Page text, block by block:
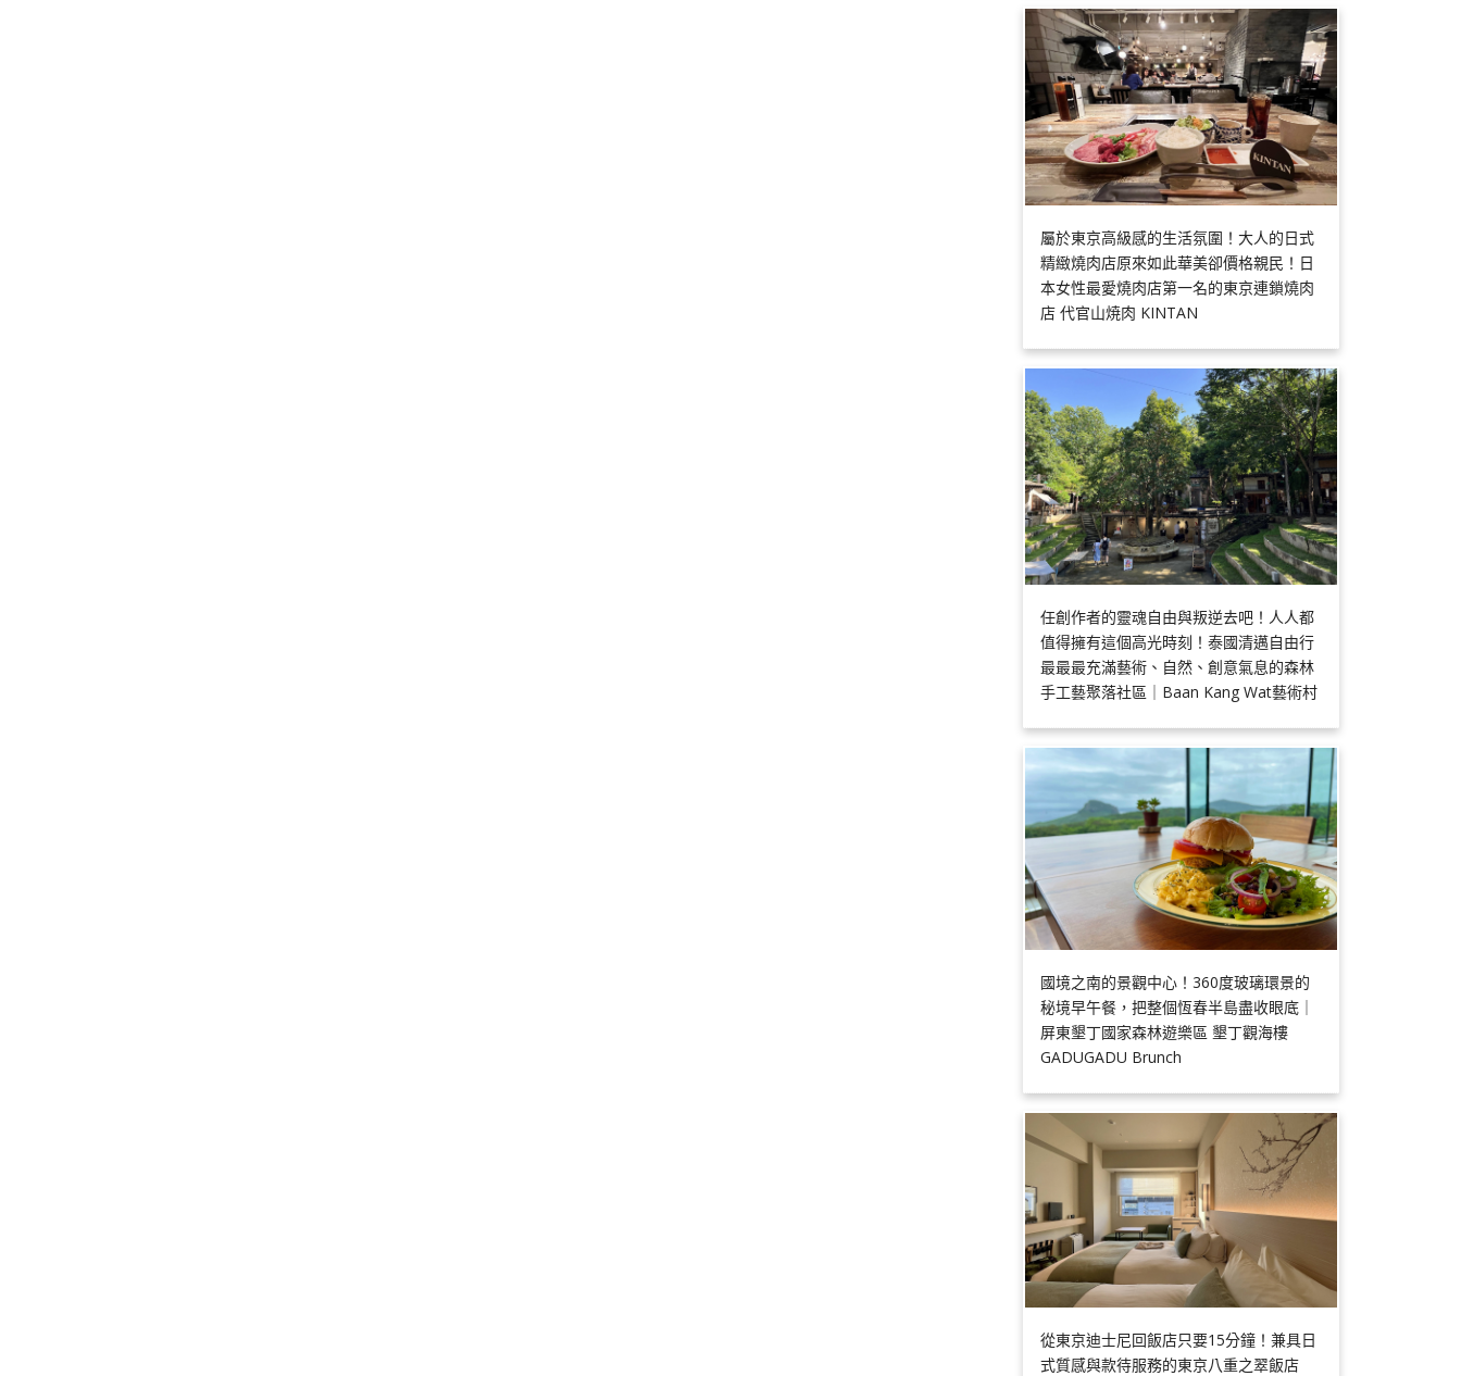
屬於東京高級感的生活氛圍！大人的日式
精緻燒肉店原來如此華美卻價格親民！日
本女性最愛燒肉店第一名的東京連鎖燒肉
店 代官山焼肉 KINTAN
任創作者的靈魂自由與叛逆去吧！人人都
值得擁有這個高光時刻！泰國清邁自由行
最最最充滿藝術、自然、創意氣息的森林
手工藝聚落社區｜Baan Kang Wat藝術村
國境之南的景觀中心！360度玻璃環景的
秘境早午餐，把整個恆春半島盡收眼底｜
屏東墾丁國家森林遊樂區 墾丁觀海樓
GADUGADU Brunch
從東京迪士尼回飯店只要15分鐘！兼具日
式質感與款待服務的東京八重之翠飯店